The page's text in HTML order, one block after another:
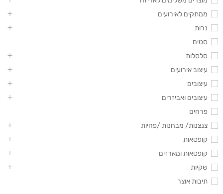
ממתקים לאירועים
נרות
סטים
סלסלות
עיצוב אירועים
עיצובים
עיצובים ואביזרים
פרחים
צנצנות/ מבחנות /פחיות
קופסאות
קופסאות ומארזים
שקיות
תיבות אוצר